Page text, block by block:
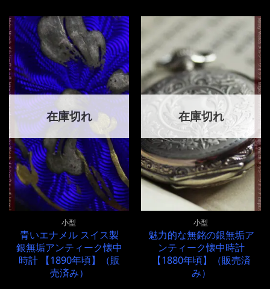
在庫切れ
小型
青いエナメル スイス製
銀無垢アンティーク懐中
時計 【1890年頃】（販
売済み）
在庫切れ
小型
魅力的な無銘の銀無垢ア
ンティーク懐中時計
【1880年頃】（販売済
み）